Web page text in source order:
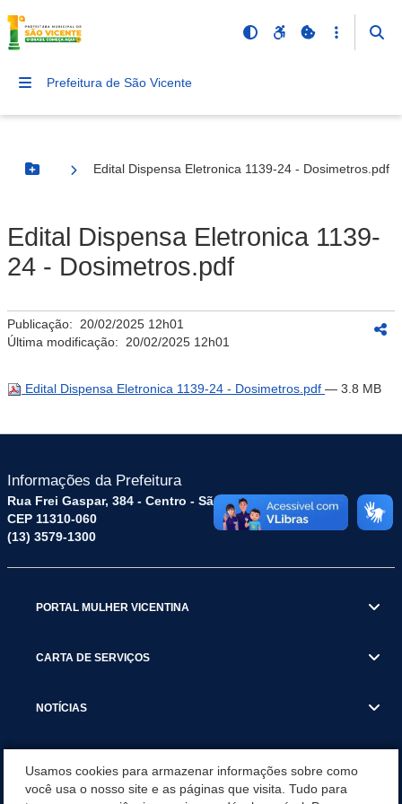
Prefeitura de São Vicente
Botão Menu
Edital Dispensa Eletronica 1139-24 - Dosimetros.pdf
Edital Dispensa Eletronica 1139-
24 - Dosimetros.pdf
Publicação: 20/02/2025 12h01
Última modificação: 20/02/2025 12h01
Edital Dispensa Eletronica 1139-24 - Dosimetros.pdf — 3.8 MB
Informações da Prefeitura
Rua Frei Gaspar, 384 - Centro - São Vicente / SP
CEP 11310-060
(13) 3579-1300
PORTAL MULHER VICENTINA
CARTA DE SERVIÇOS
NOTÍCIAS
Usamos cookies para armazenar informações sobre como
você usa o nosso site e as páginas que visita. Tudo para